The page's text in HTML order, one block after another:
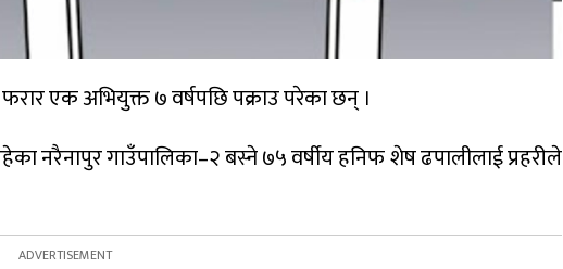
एक अभियुक्त ७ वर्षपछि पक्राउ परेका छन् ।
नरैनापुर गाउँपालिका–२ बस्ने ७५ वर्षीय हनिफ शेष ढपालीलाई प्रहरीले